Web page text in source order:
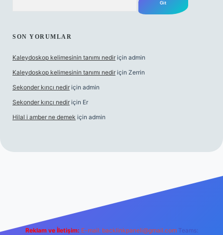
SON YORUMLAR
Kaleydoskop kelimesinin tanımı nedir için admin
Kaleydoskop kelimesinin tanımı nedir için Zerrin
Sekonder kırıcı nedir için admin
Sekonder kırıcı nedir için Er
Hilal i amber ne demek için admin
Reklam ve İletişim: E-mail: backlinkpaneli@gmail.com Teams: